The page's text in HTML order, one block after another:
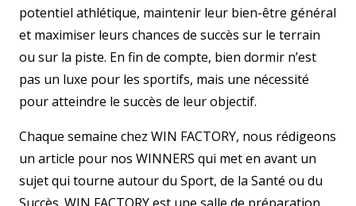
potentiel athlétique, maintenir leur bien-être général
et maximiser leurs chances de succès sur le terrain
ou sur la piste. En fin de compte, bien dormir n’est
pas un luxe pour les sportifs, mais une nécessité
pour atteindre le succès de leur objectif.
Chaque semaine chez WIN FACTORY, nous rédigeons
un article pour nos WINNERS qui met en avant un
sujet qui tourne autour du Sport, de la Santé ou du